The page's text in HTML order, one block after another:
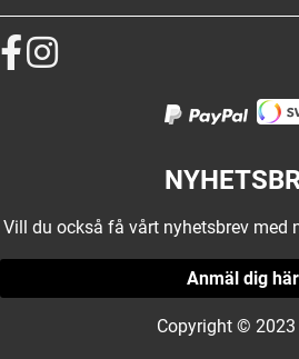
Vill du också få vårt nyhetsbrev med
Anmäl dig
Copyright © 2023